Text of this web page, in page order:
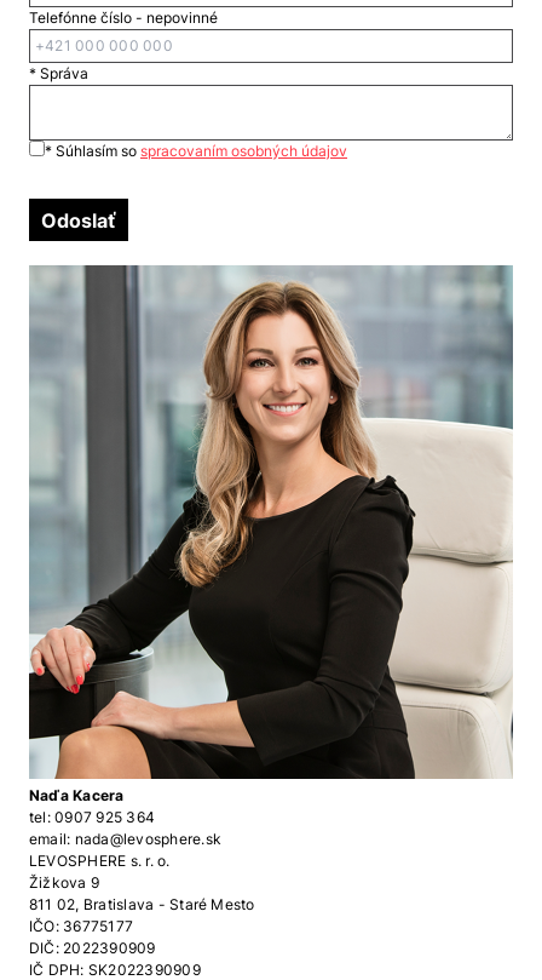
Telefónne číslo - nepovinné
* Správa
* Súhlasím so spracovaním osobných údajov
Odoslať
Naďa Kacera
tel: 0907 925 364
email: nada@levosphere.sk
LEVOSPHERE s. r. o.
Žižkova 9
811 02, Bratislava - Staré Mesto
IČO: 36775177
DIČ: 2022390909
IČ DPH: SK2022390909